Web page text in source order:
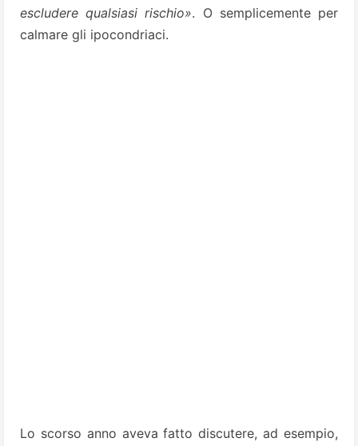
escludere qualsiasi rischio». O semplicemente per
calmare gli ipocondriaci.
Lo scorso anno aveva fatto discutere, ad esempio,